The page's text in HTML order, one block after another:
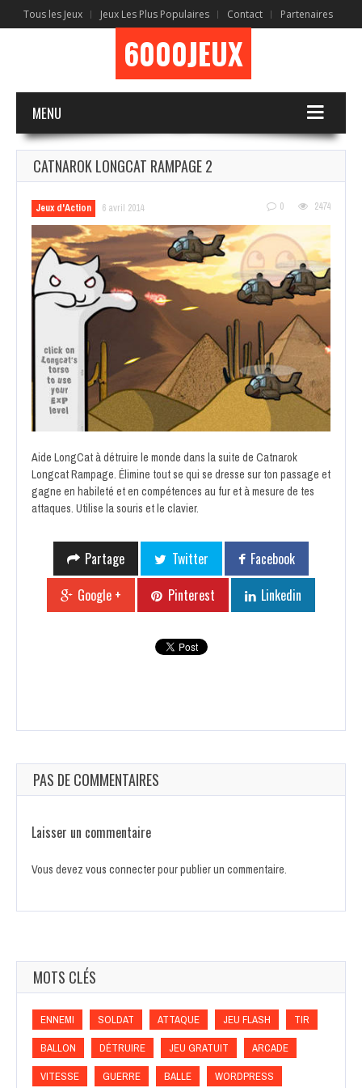
Tous les Jeux Jeux Les Plus Populaires Contact Partenaires
6000JEUX
MENU
CATNAROK LONGCAT RAMPAGE 2
Jeux d'Action 6 avril 2014 0 2474
Aide LongCat à détruire le monde dans la suite de Catnarok
Longcat Rampage. Élimine tout se qui se dresse sur ton passage et
gagne en habileté et en compétences au fur et à mesure de tes
attaques. Utilise la souris et le clavier.
Partage Twitter
Facebook
Google +
Pinterest Linkedin
PAS DE COMMENTAIRES
Laisser un commentaire
Vous devez vous connecterpour publier un commentaire.
MOTS CLÉS
ENNEMI SOLDAT ATTAQUE JEU FLASH TIR
BALLON DÉTRUIRE JEU GRATUIT ARCADE
VITESSE GUERRE BALLE WORDPRESS